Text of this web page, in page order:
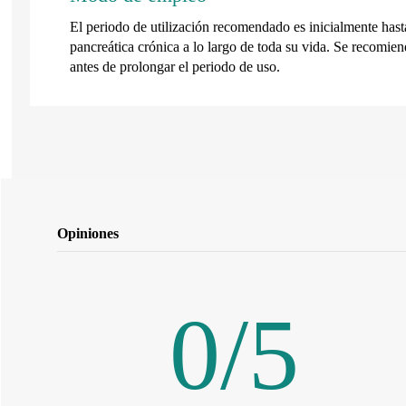
El periodo de utilización recomendado es inicialmente
pancreática crónica a lo largo de toda su vida. Se
antes de prolongar el periodo de uso.
Opiniones
0/5